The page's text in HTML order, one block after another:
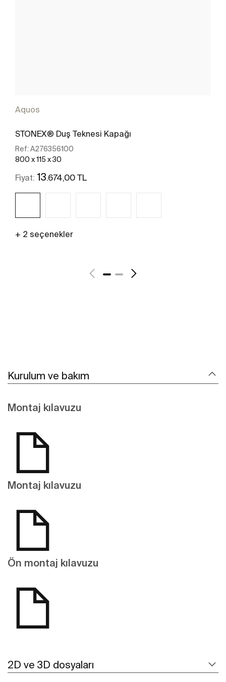
Aquos
STONEX® Duş Teknesi Kapağı
Ref: A276356100
800 x 115 x 30
Fiyat: 13.674,00 TL
+ 2 seçenekler
Kurulum ve bakım
Montaj kılavuzu
Montaj kılavuzu
Ön montaj kılavuzu
2D ve 3D dosyaları